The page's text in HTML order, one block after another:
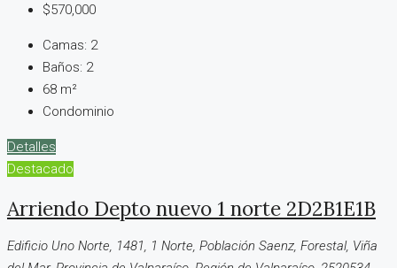
$570,000
Camas: 2
Baños: 2
68 m²
Condominio
Detalles
Destacado
Arriendo Depto nuevo 1 norte 2D2B1E1B
Edificio Uno Norte, 1481, 1 Norte, Población Saenz, Forestal, Viña